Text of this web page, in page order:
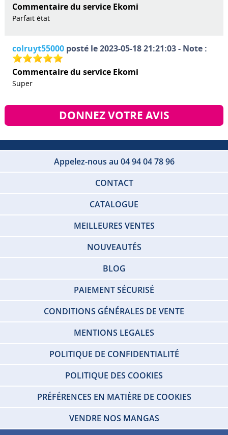
Commentaire du service Ekomi
Parfait état
colruyt55000posté le 2023-05-18 21:21:03 - Note :
Commentaire du service Ekomi
Super
DONNEZ VOTRE AVIS
Appelez-nous au 04 94 04 78 96
CONTACT
CATALOGUE
MEILLEURES VENTES
NOUVEAUTÉS
BLOG
PAIEMENT SÉCURISÉ
CONDITIONS GÉNÉRALES DE VENTE
MENTIONS LEGALES
POLITIQUE DE CONFIDENTIALITÉ
POLITIQUE DES COOKIES
PRÉFÉRENCES EN MATIÈRE DE COOKIES
VENDRE NOS MANGAS